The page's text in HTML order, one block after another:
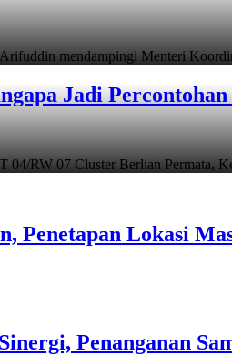
mendampingi Menteri
Jadi
RW 07 Cluster Berlian Permata,
Penetapan Lokasi
Penanganan